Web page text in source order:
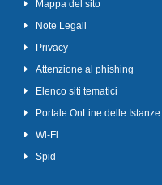
Mappa del sito
Note Legali
Privacy
Attenzione al phishing
Elenco siti tematici
Portale OnLine delle Istanze
Wi-Fi
Spid